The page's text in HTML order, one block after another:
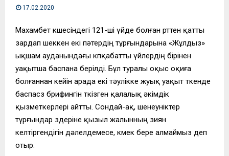
17.02.2020
Махамбет көшесіндегі 121-ші үйде болған өрттен қатты
зардап шеккен екі пәтердің тұрғындарына «Жұлдыз»
ықшам ауданындағы көпқабатты үйлердің бірінен
уақытша баспана берілді. Бұл туралы оқыс оқиға
болғаннан кейін арада екі тәулікке жуық уақыт өткенде
баспасөз брифингін өткізген қалалық әкімдік
қызметкерлері айтты. Сондай-ақ, шенеуніктер
тұрғындар өздеріне қызыл жалынның зиян
келтіргендігін дәлелдемесе, көмек бере алмаймыз деп
отыр.